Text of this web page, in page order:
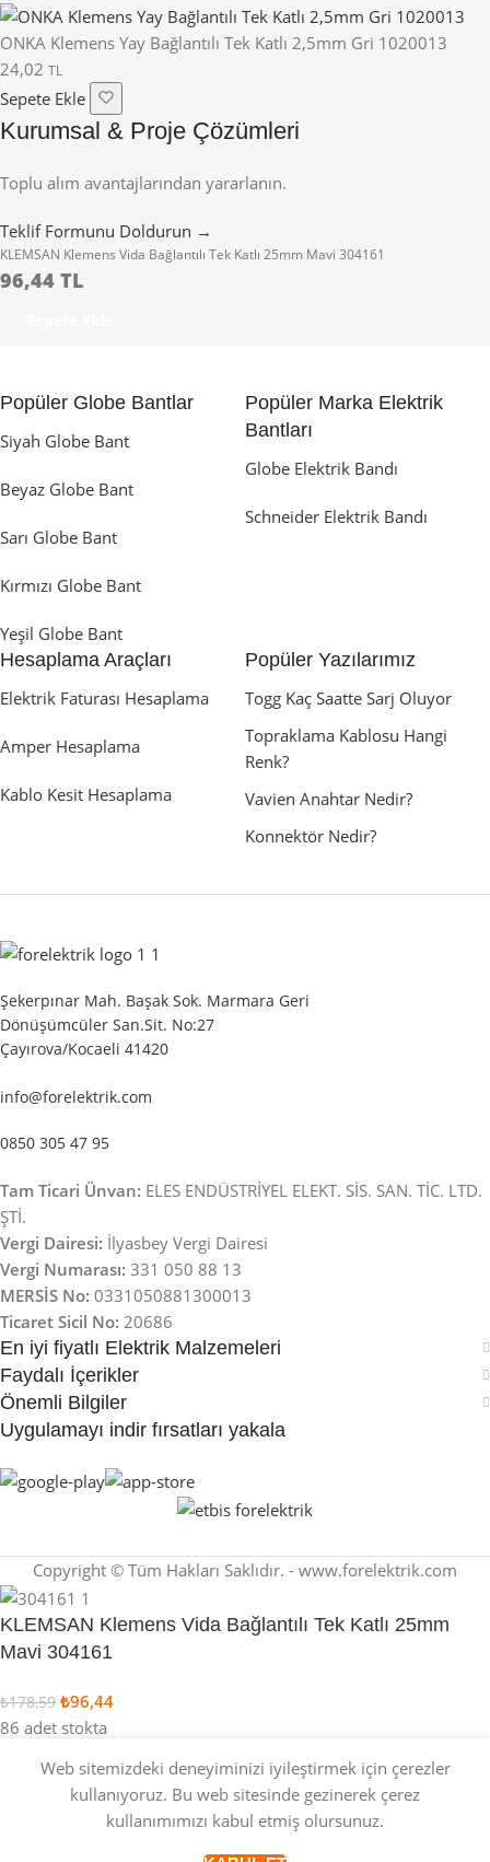
ONKA Klemens Yay Bağlantılı Tek Katlı 2,5mm Gri 1020013
24,02 TL
Sepete Ekle
Kurumsal & Proje Çözümleri
Toplu alım avantajlarından yararlanın.
Teklif Formunu Doldurun →
KLEMSAN Klemens Vida Bağlantılı Tek Katlı 25mm Mavi 304161
96,44 TL
Popüler Globe Bantlar
Siyah Globe Bant
Beyaz Globe Bant
Sarı Globe Bant
Kırmızı Globe Bant
Yeşil Globe Bant
Popüler Marka Elektrik
Bantları
Globe Elektrik Bandı
Schneider Elektrik Bandı
Hesaplama Araçları
Elektrik Faturası Hesaplama
Amper Hesaplama
Kablo Kesit Hesaplama
Popüler Yazılarımız
Togg Kaç Saatte Sarj Oluyor
Topraklama Kablosu Hangi
Renk?
Vavien Anahtar Nedir?
Konnektör Nedir?
Şekerpınar Mah. Başak Sok. Marmara Geri
Dönüşümcüler San.Sit. No:27
Çayırova/Kocaeli 41420
info@forelektrik.com
0850 305 47 95
Tam Ticari Ünvan: ELES ENDÜSTRİYEL ELEKT. SİS. SAN. TİC. LTD.
ŞTİ.
Vergi Dairesi: İlyasbey Vergi Dairesi
Vergi Numarası: 331 050 88 13
MERSİS No: 0331050881300013
Ticaret Sicil No: 20686
En iyi fiyatlı Elektrik Malzemeleri
Faydalı İçerikler
Önemli Bilgiler
Uygulamayı indir fırsatları yakala
Copyright © Tüm Hakları Saklıdır. - www.forelektrik.com
Web sitemizdeki deneyiminizi iyileştirmek için çerezler
kullanıyoruz. Bu web sitesinde gezinerek çerez
kullanımımızı kabul etmiş olursunuz.
KLEMSAN Klemens Vida Bağlantılı Tek Katlı 25mm
Mavi 304161
₺178,59 ₺96,44
86 adet stokta
SEPETE EKLE
ŞIMDI SATIN AL